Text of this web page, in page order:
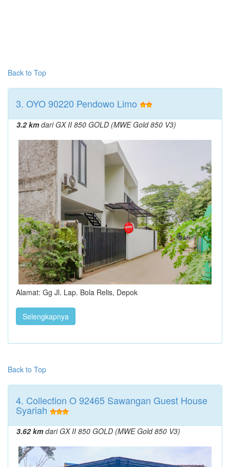
Back to Top
3. OYO 90220 Pendowo Limo
3.2 kmdari GX II 850 GOLD (MWE Gold 850 V3)
Alamat: Gg Jl. Lap. Bola Relis, Depok
Selengkapnya
Back to Top
4. Collection O 92465 Sawangan Guest House
Syariah
3.62 kmdari GX II 850 GOLD (MWE Gold 850 V3)